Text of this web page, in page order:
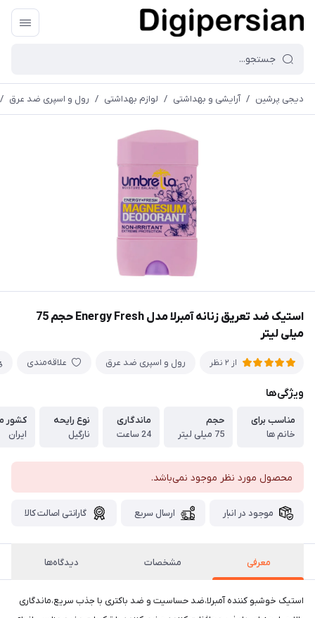
دیجی پرشین / آرایشی و بهداشتی / لوازم بهداشتی / رول و اسپری ضد عرق /
استیک ضد تعریق زنانه آمبرلا مدل Energy Fresh حجم 75
میلی لیتر
از 2 نظر رول و اسپری ضد عرق علاقه‌مندی
ویژگی‌ها
مناسب برای
خانم ها
حجم
75 میلی لیتر
ماندگاری
24 ساعت
نوع رایحه
نارگیل
کشور
ایران
محصول مورد نظر موجود نمی‌باشد.
موجود در انبار ارسال سریع گارانتی اصالت کالا
معرفی مشخصات دیدگاه‌ها
استیک خوشبو کننده آمبرلا،ضد حساسیت و ضد باکتری با جذب سریع،ماندگاری